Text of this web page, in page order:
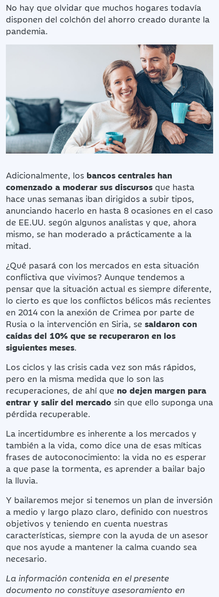
No hay que olvidar que muchos hogares todavía
disponen del colchón del ahorro creado durante la
pandemia.
Adicionalmente, los bancos centrales han
comenzado a moderar sus discursos que hasta
hace unas semanas iban dirigidos a subir tipos,
anunciando hacerlo en hasta 8 ocasiones en el caso
de EE.UU. según algunos analistas y que, ahora
mismo, se han moderado a prácticamente a la
mitad.
¿Qué pasará con los mercados en esta situación
conflictiva que vivimos? Aunque tendemos a
pensar que la situación actual es siempre diferente,
lo cierto es que los conflictos bélicos más recientes
en 2014 con la anexión de Crimea por parte de
Rusia o la intervención en Siria, se saldaron con
caídas del 10% que se recuperaron en los
siguientes meses.
Los ciclos y las crisis cada vez son más rápidos,
pero en la misma medida que lo son las
recuperaciones, de ahí que no dejen margen para
entrar y salir del mercado sin que ello suponga una
pérdida recuperable.
La incertidumbre es inherente a los mercados y
también a la vida, como dice una de esas míticas
frases de autoconocimiento: la vida no es esperar
a que pase la tormenta, es aprender a bailar bajo
la lluvia.
Y bailaremos mejor si tenemos un plan de inversión
a medio y largo plazo claro, definido con nuestros
objetivos y teniendo en cuenta nuestras
características, siempre con la ayuda de un asesor
que nos ayude a mantener la calma cuando sea
necesario.
La información contenida en el presente
documento no constituye asesoramiento en